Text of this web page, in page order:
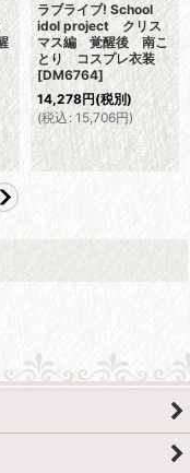
ラブライブ! School
idol project クリス
マス編 覚醒後 南こ
とり コスプレ衣装
[DM6764]
14,278円(税別)
(税込: 15,706円)